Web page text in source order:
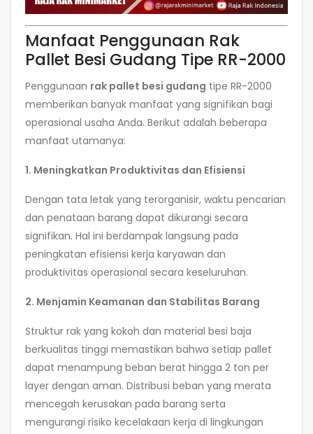
Manfaat Penggunaan Rak
Pallet Besi Gudang Tipe RR-2000
Penggunaan rak pallet besi gudang tipe RR-2000
memberikan banyak manfaat yang signifikan bagi
operasional usaha Anda. Berikut adalah beberapa
manfaat utamanya:
1. Meningkatkan Produktivitas dan Efisiensi
Dengan tata letak yang terorganisir, waktu pencarian
dan penataan barang dapat dikurangi secara
signifikan. Hal ini berdampak langsung pada
peningkatan efisiensi kerja karyawan dan
produktivitas operasional secara keseluruhan.
2. Menjamin Keamanan dan Stabilitas Barang
Struktur rak yang kokoh dan material besi baja
berkualitas tinggi memastikan bahwa setiap pallet
dapat menampung beban berat hingga 2 ton per
layer dengan aman. Distribusi beban yang merata
mencegah kerusakan pada barang serta
mengurangi risiko kecelakaan kerja di lingkungan